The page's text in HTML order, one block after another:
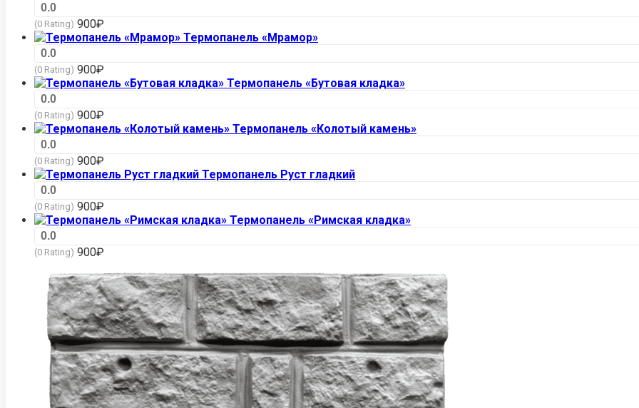
0.0
(0 Rating) 900₽
Термопанель «Мрамор»
0.0
(0 Rating) 900₽
Термопанель «Бутовая кладка»
0.0
(0 Rating) 900₽
Термопанель «Колотый камень»
0.0
(0 Rating) 900₽
Термопанель Руст гладкий
0.0
(0 Rating) 900₽
Термопанель «Римская кладка»
0.0
(0 Rating) 900₽